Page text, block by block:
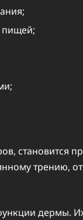
пищей;
становится
трению,
дермы.